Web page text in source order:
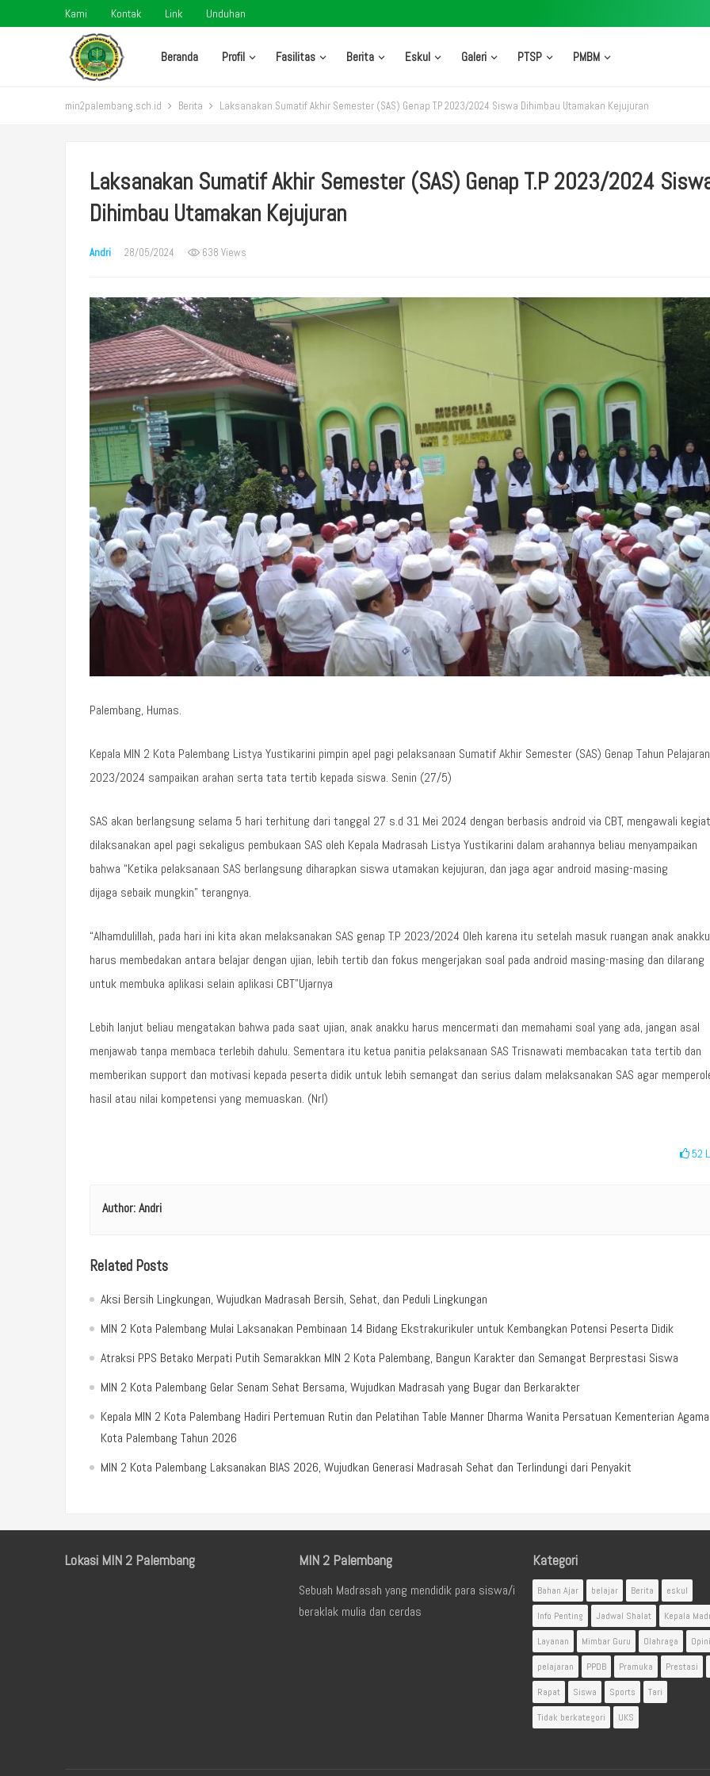
Kami Kontak Link Unduhan
Beranda Profil Fasilitas Berita Eskul Galeri PTSP PMBM
min2palembang.sch.id Berita Laksanakan Sumatif Akhir Semester (SAS) Genap T.P 2023/2024 Siswa Dihimbau Utamakan Kejujuran
Laksanakan Sumatif Akhir Semester (SAS) Genap T.P 2023/2024
Dihimbau Utamakan Kejujuran
Andri 28/05/2024 638 Views
Palembang, Humas.
Kepala MIN 2 Kota Palembang Listya Yustikarini pimpin apel pagi pelaksanaan Sumatif Akhir Semester (SAS) Genap Tahun Pelajaran
2023/2024 sampaikan arahan serta tata tertib kepada siswa. Senin (27/5)
SAS akan berlangsung selama 5 hari terhitung dari tanggal 27 s.d 31 Mei 2024 dengan berbasis android via CBT, mengawali
dilaksanakan apel pagi sekaligus pembukaan SAS oleh Kepala Madrasah Listya Yustikarini dalam arahannya beliau menyampaikan
bahwa “Ketika pelaksanaan SAS berlangsung diharapkan siswa utamakan kejujuran, dan jaga agar android masing-masing
dijaga sebaik mungkin” terangnya.
“Alhamdulillah, pada hari ini kita akan melaksanakan SAS genap T.P 2023/2024 Oleh karena itu setelah masuk ruangan anak anakku
harus membedakan antara belajar dengan ujian, lebih tertib dan fokus mengerjakan soal pada android masing-masing dan dilarang
untuk membuka aplikasi selain aplikasi CBT”Ujarnya
Lebih lanjut beliau mengatakan bahwa pada saat ujian, anak anakku harus mencermati dan memahami soal yang ada, jangan asal
menjawab tanpa membaca terlebih dahulu. Sementara itu ketua panitia pelaksanaan SAS Trisnawati membacakan tata tertib dan
memberikan support dan motivasi kepada peserta didik untuk lebih semangat dan serius dalam melaksanakan SAS agar
hasil atau nilai kompetensi yang memuaskan. (Nrl)
52
Author:Andri
Related Posts
Aksi Bersih Lingkungan, Wujudkan Madrasah Bersih, Sehat, dan Peduli Lingkungan
MIN 2 Kota Palembang Mulai Laksanakan Pembinaan 14 Bidang Ekstrakurikuler untuk Kembangkan Potensi Peserta Didik
Atraksi PPS Betako Merpati Putih Semarakkan MIN 2 Kota Palembang, Bangun Karakter dan Semangat Berprestasi Siswa
MIN 2 Kota Palembang Gelar Senam Sehat Bersama, Wujudkan Madrasah yang Bugar dan Berkarakter
Kepala MIN 2 Kota Palembang Hadiri Pertemuan Rutin dan Pelatihan Table Manner Dharma Wanita Persatuan Kementerian Agama
Kota Palembang Tahun 2026
MIN 2 Kota Palembang Laksanakan BIAS 2026, Wujudkan Generasi Madrasah Sehat dan Terlindungi dari Penyakit
Lokasi MIN 2 Palembang MIN 2 Palembang
Sebuah Madrasah yang mendidik para siswa/i
beraklak mulia dan cerdas
Kategori
Bahan Ajar belajar Berita
eskul
Info Penting
Jadwal Shalat
Kepala
Layanan
Mimbar Guru Olahraga
Opini
pelajaran
PPDB Pramuka
Prestasi
Rapat
Siswa Sports
Tari
Tidak berkategori
UKS